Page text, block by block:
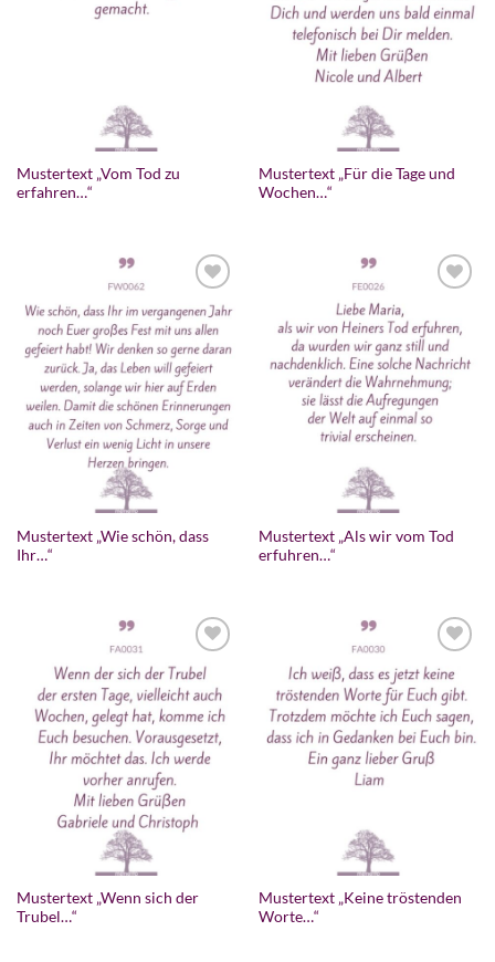
Mustertext „Vom Tod zu
erfahren…“
Mustertext „Für die Tage und
Wochen…“
Mustertext „Wie schön, dass
Ihr…“
Mustertext „Als wir vom Tod
erfuhren…“
Mustertext „Wenn sich der
Trubel…“
Mustertext „Keine tröstenden
Worte…“